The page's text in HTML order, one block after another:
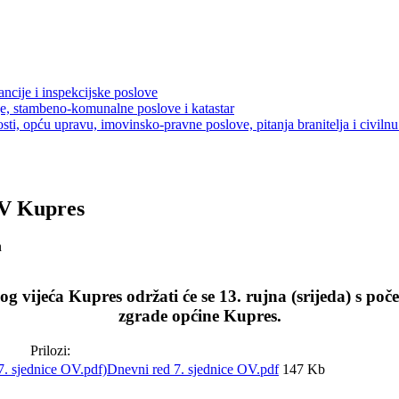
i inspekcijske poslove
stambeno-komunalne poslove i katastar
opću upravu, imovinsko-pravne poslove, pitanja branitelja i
Kupres
vijeća Kupres održati će se 13. rujna (srijeda) s
zgrade općine Kupres.
Prilozi:
Dnevni red 7. sjednice OV.pdf 147 Kb